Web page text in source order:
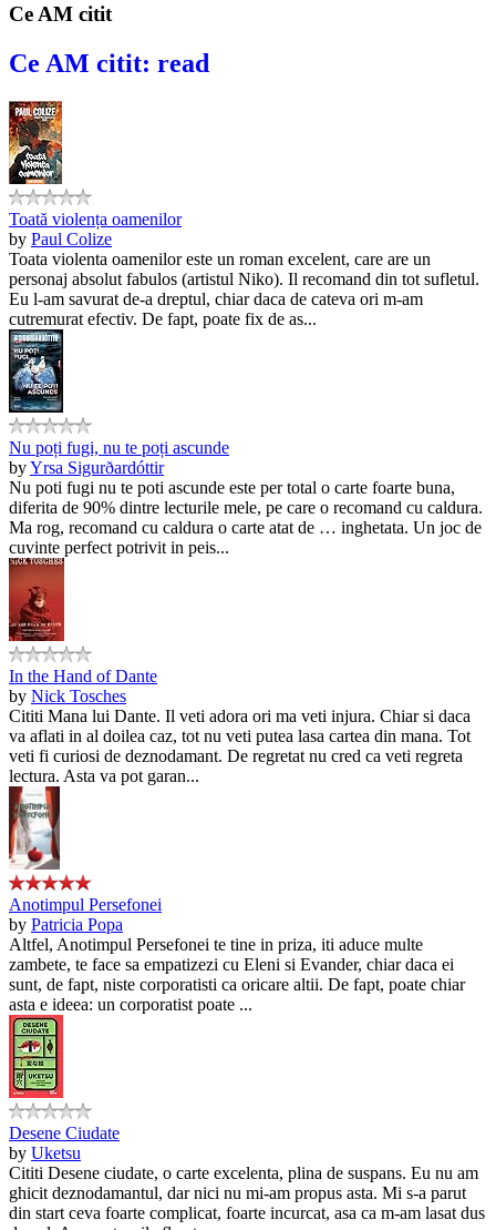
Ce AM citit
Ce AM citit: read
Toată violența oamenilor
by Paul Colize
Toata violenta oamenilor este un roman excelent, care are un
personaj absolut fabulos (artistul Niko). Il recomand din tot sufletul.
Eu l-am savurat de-a dreptul, chiar daca de cateva ori m-am
cutremurat efectiv. De fapt, poate fix de as...
Nu poți fugi, nu te poți ascunde
byYrsa Sigurðardóttir
Nu poti fugi nu te poti ascunde este per total o carte foarte buna,
diferita de 90% dintre lecturile mele, pe care o recomand cu caldura.
Ma rog, recomand cu caldura o carte atat de … inghetata. Un joc de
cuvinte perfect potrivit in peis...
In the Hand of Dante
by Nick Tosches
Cititi Mana lui Dante. Il veti adora ori ma veti injura. Chiar si daca
va aflati in al doilea caz, tot nu veti putea lasa cartea din mana. Tot
veti fi curiosi de deznodamant. De regretat nu cred ca veti regreta
lectura. Asta va pot garan...
Anotimpul Persefonei
by Patricia Popa
Altfel, Anotimpul Persefonei te tine in priza, iti aduce multe
zambete, te face sa empatizezi cu Eleni si Evander, chiar daca ei
sunt, de fapt, niste corporatisti ca oricare altii. De fapt, poate chiar
asta e ideea: un corporatist poate ...
Desene Ciudate
by Uketsu
Cititi Desene ciudate, o carte excelenta, plina de suspans. Eu nu am
ghicit deznodamantul, dar nici nu mi-am propus asta. Mi s-a parut
din start ceva foarte complicat, foarte incurcat, asa ca m-am lasat dus